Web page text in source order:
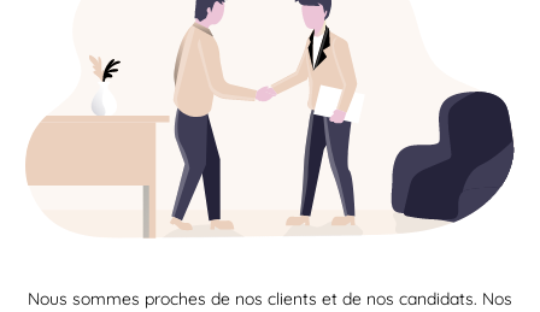
Nous sommes proches de nos clients et de nos candidats. Nos